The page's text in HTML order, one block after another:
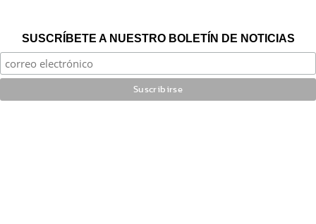
SUSCRÍBETE A NUESTRO BOLETÍN DE NOTICIAS